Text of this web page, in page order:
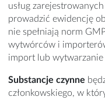
usług
prowadzić ewidencję
nie spełniają norm
wytwórców i
import lub wytwarzanie
Substancje czynne
członkowskiego, w